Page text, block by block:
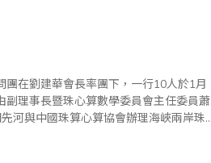
在劉建華會長率團下，一行10人於1月
理事長暨珠心算數學委員會主任委員蕭